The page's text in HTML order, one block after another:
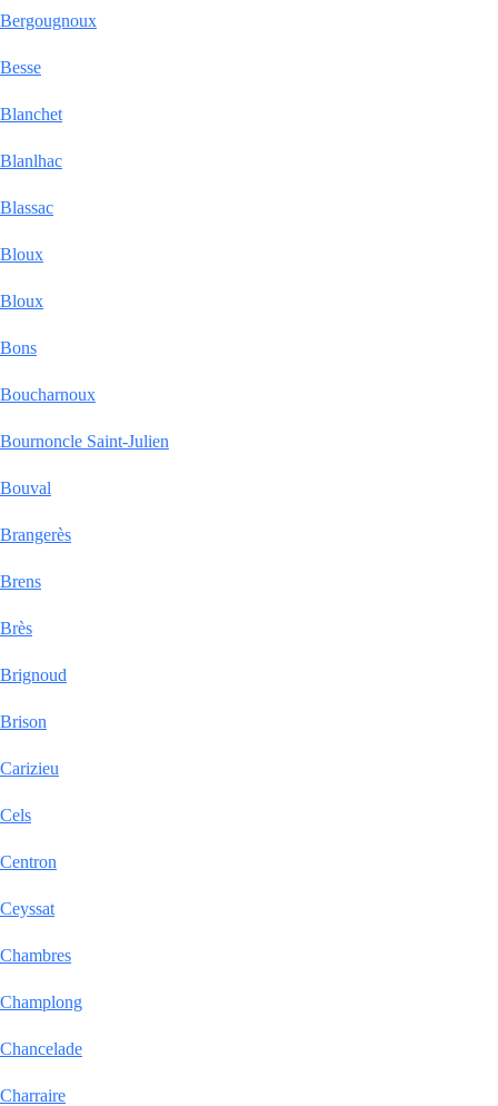
Bergougnoux
Besse
Blanchet
Blanlhac
Blassac
Bloux
Bloux
Bons
Boucharnoux
Bournoncle Saint-Julien
Bouval
Brangerès
Brens
Brès
Brignoud
Brison
Carizieu
Cels
Centron
Ceyssat
Chambres
Champlong
Chancelade
Charraire